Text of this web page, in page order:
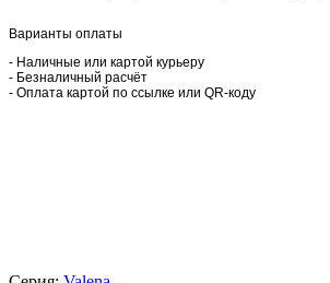
Варианты оплаты
- Наличные или картой курьеру
- Безналичный расчёт
- Оплата картой по ссылке или QR-коду